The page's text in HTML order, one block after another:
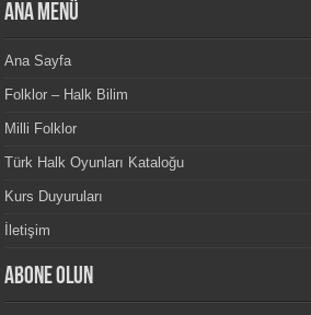
Ana Menü
Ana Sayfa
Folklor – Halk Bilim
Milli Folklor
Türk Halk Oyunları Kataloğu
Kurs Duyuruları
İletişim
Abone Olun